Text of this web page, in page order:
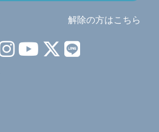
解除の方はこちら